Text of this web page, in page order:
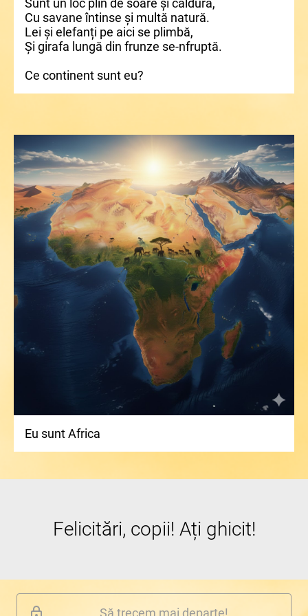
Cu savane întinse și multă natură.
Lei și elefanți pe aici se plimbă,
Și girafa lungă din frunze se-nfruptă.
Ce continent sunt eu?
Eu sunt Africa
Felicitări, copii! Ați ghicit!
Să trecem mai departe!